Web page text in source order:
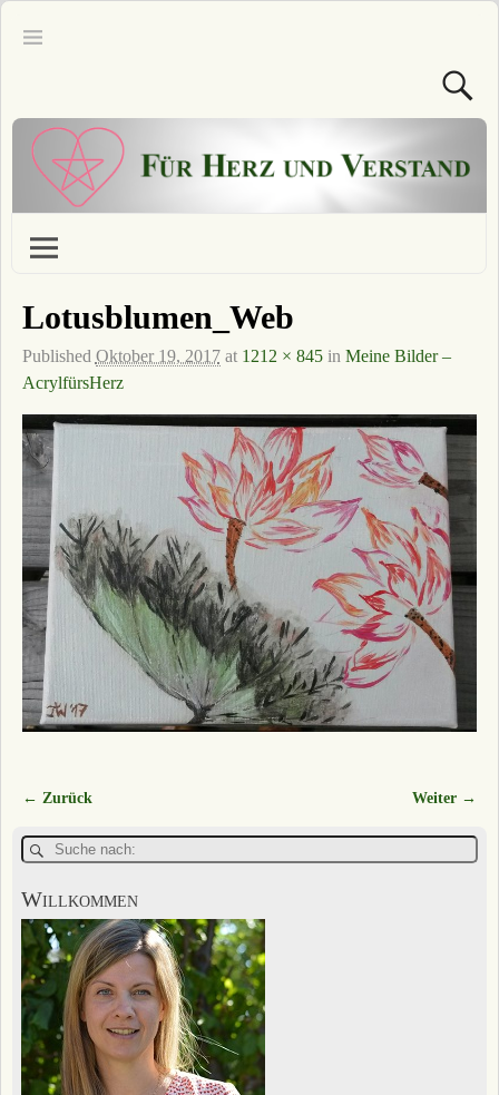
Lotusblumen_Web
Published Oktober 19, 2017at 1212 × 845in Meine Bilder –
AcrylfürsHerz
← Zurück Weiter →
Willkommen